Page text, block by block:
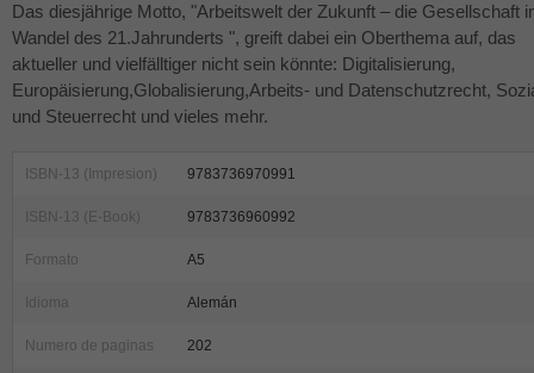
Das diesjährige Motto, "Arbeitswelt der Zukunft – die Gesellschaft
Wandel des 21.Jahrunderts ", greift dabei ein Oberthema auf, das
aktueller und vielfälltiger nicht sein könnte: Digitalisierung,
Europäisierung,Globalisierung,Arbeits- und Datenschutzrecht,
und Steuerrecht und vieles mehr.
ISBN-13 (Impresion) 9783736970991
ISBN-13 (E-Book) 9783736960992
Formato A5
Idioma Alemán
Numero de paginas 202